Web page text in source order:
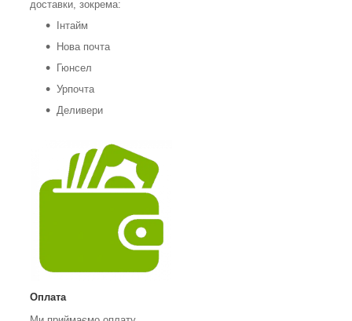
доставки, зокрема:
Інтайм
Нова почта
Гюнсел
Урпочта
Деливери
Оплата